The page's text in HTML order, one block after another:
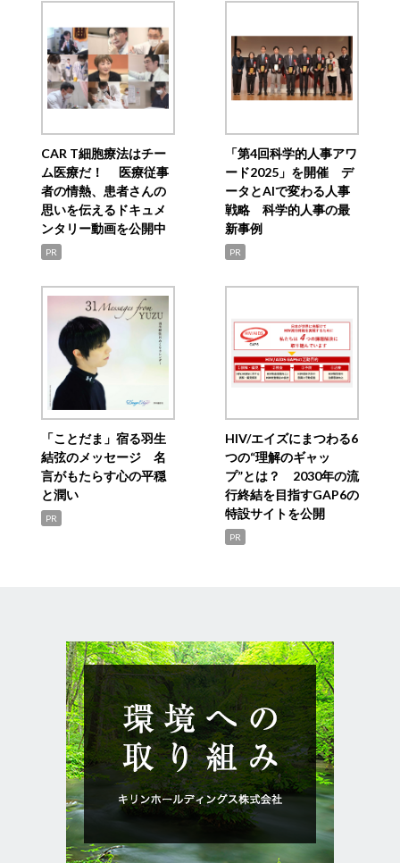
CAR T細胞療法はチー
ム医療だ！ 医療従事
者の情熱、患者さんの
思いを伝えるドキュメ
ンタリー動画を公開中
PR
「第4回科学的人事アワ
ード2025」を開催 デ
ータとAIで変わる人事
戦略 科学的人事の最
新事例
PR
「ことだま」宿る羽生
結弦のメッセージ 名
言がもたらす心の平穏
と潤い
PR
HIV/エイズにまつわる6
つの“理解のギャッ
プ”とは？ 2030年の流
行終結を目指すGAP6の
特設サイトを公開
PR